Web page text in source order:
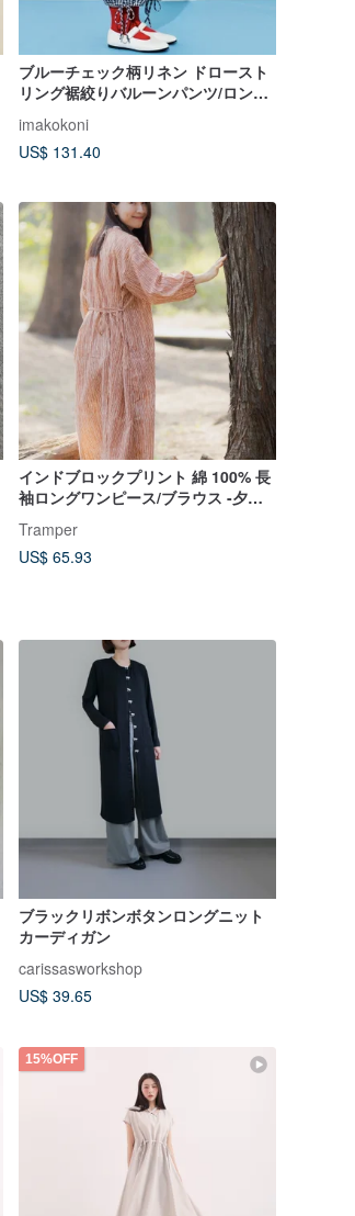
ブルーチェック柄リネン ドロースト
リング裾絞りバルーンパンツ/ロング
パンツ
imakokoni
US$ 131.40
インドブロックプリント 綿 100% 長
袖ロングワンピース/ブラウス -夕焼
けレッド
Tramper
US$ 65.93
ブラックリボンボタンロングニット
カーディガン
carissasworkshop
US$ 39.65
15%OFF